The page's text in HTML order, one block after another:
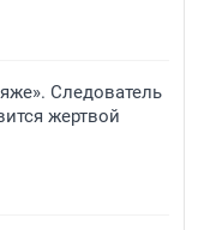
Следователь
жертвой